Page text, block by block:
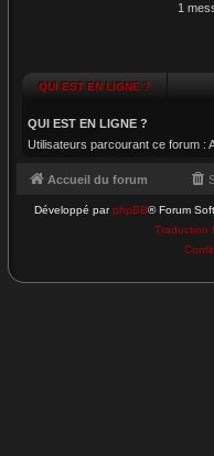
1
QUI EST EN LIGNE ?
QUI EST EN LIGNE ?
Utilisateurs parcourant ce forum :
Accueil du forum
Développé parphpBB® Forum
Traduction